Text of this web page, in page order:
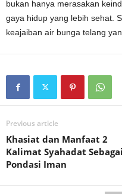
bukan hanya merasakan
gaya hidup yang lebih sehat.
keajaiban air bunga telang
Previous article
Khasiat dan Manfaat 2
Kalimat Syahadat Sebagai
Pondasi Iman